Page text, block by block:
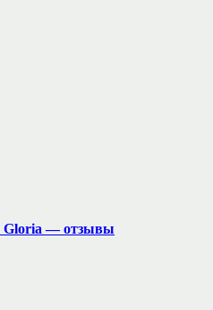
Gloria — отзывы